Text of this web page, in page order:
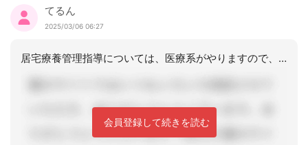
てるん
2025/03/06 06:27
居宅療養管理指導については、医療系がやりますので、グループホームには関係ないです
会員登録して続きを読む